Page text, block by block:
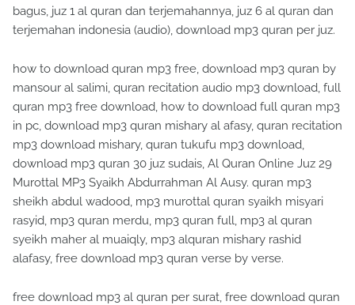
bagus, juz 1 al quran dan terjemahannya, juz 6 al quran dan
terjemahan indonesia (audio), download mp3 quran per juz.
how to download quran mp3 free, download mp3 quran by
mansour al salimi, quran recitation audio mp3 download, full
quran mp3 free download, how to download full quran mp3
in pc, download mp3 quran mishary al afasy, quran recitation
mp3 download mishary, quran tukufu mp3 download,
download mp3 quran 30 juz sudais, Al Quran Online Juz 29
Murottal MP3 Syaikh Abdurrahman Al Ausy. quran mp3
sheikh abdul wadood, mp3 murottal quran syaikh misyari
rasyid, mp3 quran merdu, mp3 quran full, mp3 al quran
syeikh maher al muaiqly, mp3 alquran mishary rashid
alafasy, free download mp3 quran verse by verse.
free download mp3 al quran per surat, free download quran